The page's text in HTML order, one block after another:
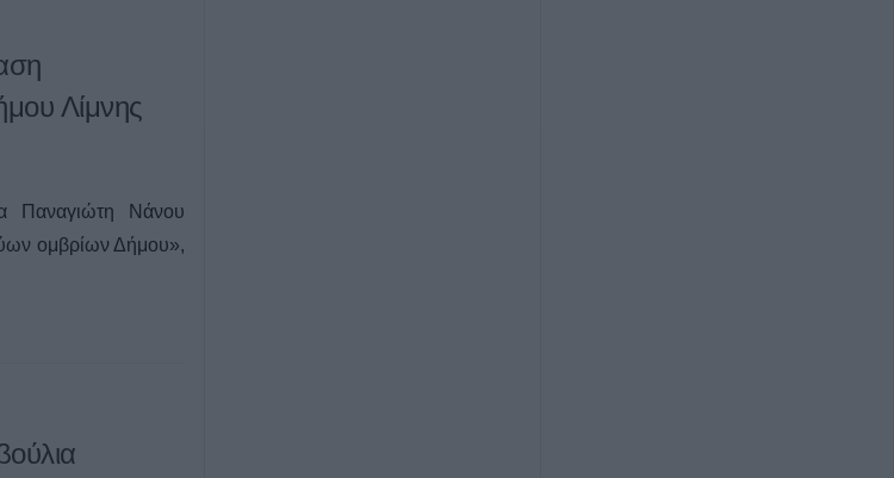
Λίμνης
Παναγιώτη Νάνου
ομβρίων Δήμου»,